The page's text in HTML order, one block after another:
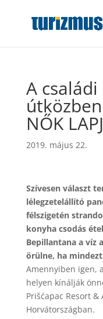
A
NŐK
2019. május 22.
Szívesen választ
lélegzetelállító
félszigetén
konyha csodás
Bepillantana a víz
örülne, ha
Amennyiben igen,
helyen kínálják
Prišćapac Resort
Horvátországban.